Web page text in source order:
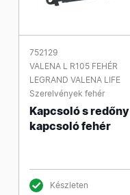
752129
VALENA L R105 FEHÉR
LEGRAND VALENA LIFE
Szerelvények fehér
Kapcsoló s redőny
kapcsoló fehér
Készleten